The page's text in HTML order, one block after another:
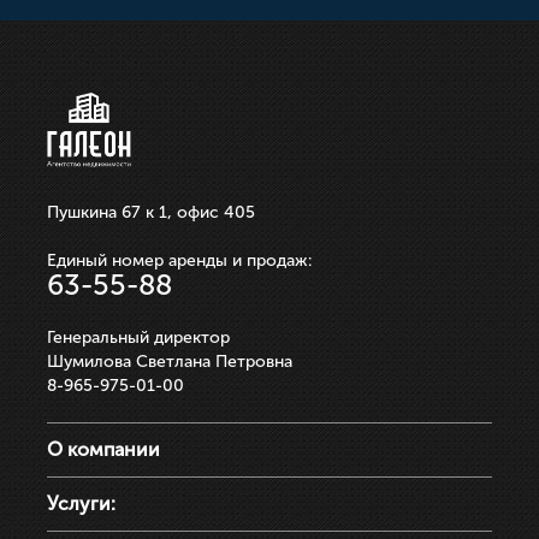
ЗАПИСАТЬСЯ НА ПРОСМОТР
ЗАПИСАТЬСЯ НА ПРОСМОТР
Пушкина 67 к 1, офис 405
Единый номер аренды и продаж:
63-55-88
Генеральный директор
Шумилова Светлана Петровна
8-965-975-01-00
О компании
Услуги: